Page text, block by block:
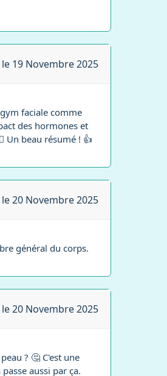
le 19 Novembre 2025
faciale comme
des hormones et
Un beau résumé ! 👍
le 20 Novembre 2025
général du corps.
le 20 Novembre 2025
? 🤔 C'est une
aussi par ça.